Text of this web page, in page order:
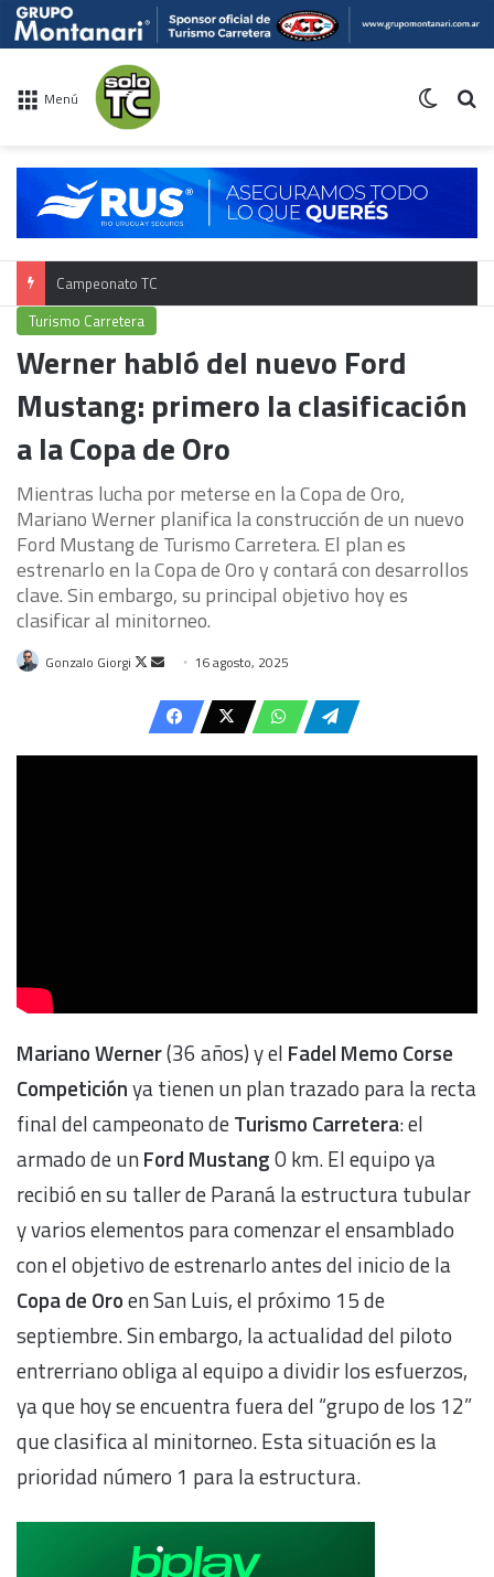
Menú
Campeonato TC
Turismo Carretera
Werner habló del nuevo Ford
Mustang: primero la clasificación
a la Copa de Oro
Mientras lucha por meterse en la Copa de Oro,
Mariano Werner planifica la construcción de un nuevo
Ford Mustang de Turismo Carretera. El plan es
estrenarlo en la Copa de Oro y contará con desarrollos
clave. Sin embargo, su principal objetivo hoy es
clasificar al minitorneo.
Gonzalo Giorgi
Follow
X
Send
email
16 agosto, 2025
Mariano Werner(36 años) y el Fadel Memo Corse
Competiciónya tienen un plan trazado para la recta
final del campeonato deTurismo Carretera: el
armado de unFord Mustang0 km. El equipo ya
recibió en su taller de Paraná la estructura tubular
y varios elementos para comenzar el ensamblado
con el objetivo de estrenarlo antes del inicio de la
Copa de Oroen San Luis, el próximo 15 de
septiembre. Sin embargo, la actualidad del piloto
entrerriano obliga al equipo a dividir los esfuerzos,
ya que hoy se encuentra fuera del “grupo de los 12”
que clasifica al minitorneo. Esta situación es la
prioridad número 1 para la estructura.